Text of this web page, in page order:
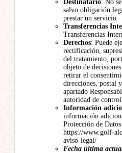
Destinatario: No
salvo obligación
prestar un servicio.
Transferencias
Transferencias
Derechos: Puede
rectificación,
del tratamiento,
objeto de
retirar el
direcciones, postal
apartado
autoridad de
Información
información
Protección de
https://www.golf-
aviso-legal/
Fecha última